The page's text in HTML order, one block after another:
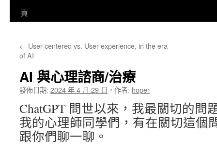
要
容
頁
← User-centered vs. User experience, in the era
of AI
AI 與心理諮商/治療
發佈日期: 2024 年 4 月 29 日 ， 作者: hoper
ChatGPT 問世以來，我最關切的問
我的心理師同學們，有在關切這個
跟你們聊一聊。